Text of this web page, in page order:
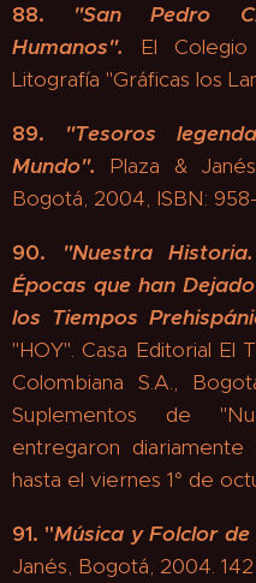
88. "San Pedro
Humanos".
El
Litografía "Gráficas los
89. "Tesoros
Mundo". Plaza &
Bogotá, 2004, ISBN:
90. "Nuestra
Épocas que han
los Tiempos
"HOY". Casa Editorial
Colombiana S.A.,
Suplementos de
entregaron
hasta el viernes 1° de
91. "Música y Folclor
Janés, Bogotá, 2004.